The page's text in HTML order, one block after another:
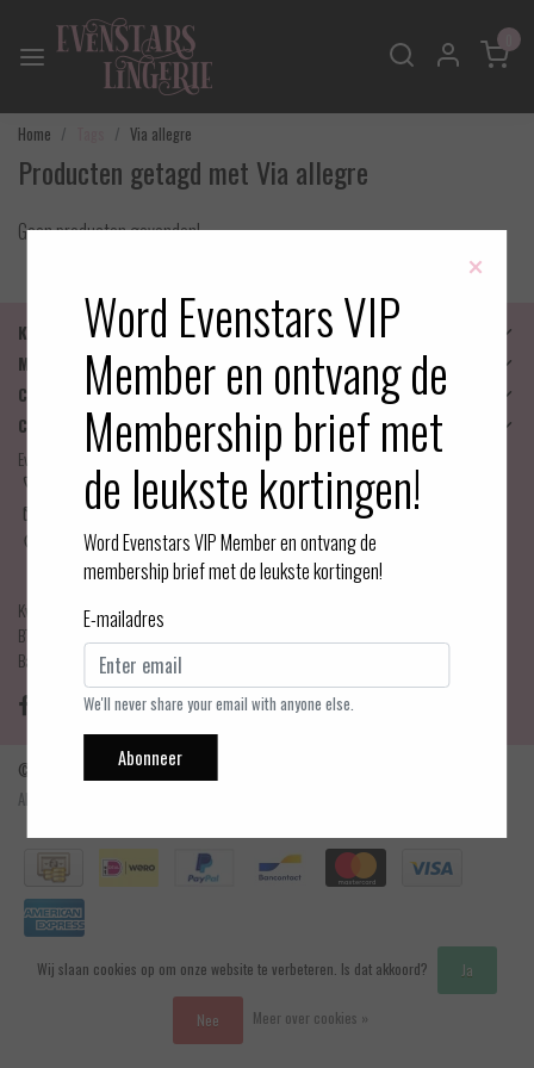
Home Via allegre
Producten getagd met Via allegre
Geen producten gevonden!
Klantenservice
Mijn account
Categorieën
Contactgegevens
Evenstars Lingerie
06-25536043
info@evenstarslingerie.com
Haarlemmerdijk 21
1013 KA Amsterdam
KvK Number: 75017679
BTW-number: NL001595356B03
Bankrekening: NL75 INGB 0778 3839 97
© Copyright 2026 - Evenstars Lingerie | Realisatie
Algemene voorwaarden
×
Word Evenstars VIP
Member en ontvang de
Membership brief met
de leukste kortingen!
Word Evenstars VIP Member en ontvang de
membership brief met de leukste kortingen!
E-mailadres
We'll never share your email with anyone else.
Abonneer
Wij slaan cookies op om onze website te verbeteren. Is dat akkoord? Ja
Nee Meer over cookies »